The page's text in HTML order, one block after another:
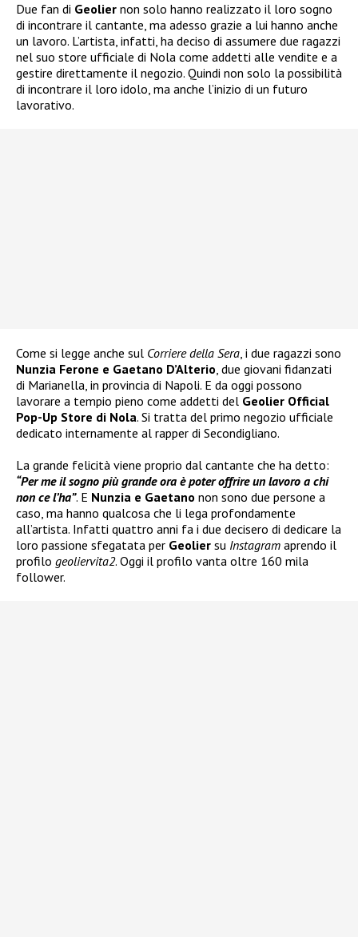
Due fan di Geolier non solo hanno realizzato il loro sogno
di incontrare il cantante, ma adesso grazie a lui hanno anche
un lavoro. L’artista, infatti, ha deciso di assumere due ragazzi
nel suo store ufficiale di Nola come addetti alle vendite e a
gestire direttamente il negozio. Quindi non solo la possibilità
di incontrare il loro idolo, ma anche l’inizio di un futuro
lavorativo.
Come si legge anche sul Corriere della Sera, i due ragazzi sono
Nunzia Ferone e Gaetano D’Alterio, due giovani fidanzati
di Marianella, in provincia di Napoli. E da oggi possono
lavorare a tempio pieno come addetti del Geolier Official
Pop-Up Store di Nola. Si tratta del primo negozio ufficiale
dedicato internamente al rapper di Secondigliano.
La grande felicità viene proprio dal cantante che ha detto:
“Per me il sogno più grande ora è poter offrire un lavoro a chi
non ce l’ha”. E Nunzia e Gaetano non sono due persone a
caso, ma hanno qualcosa che li lega profondamente
all’artista. Infatti quattro anni fa i due decisero di dedicare la
loro passione sfegatata per Geolier su Instagram aprendo il
profilo geoliervita2. Oggi il profilo vanta oltre 160 mila
follower.